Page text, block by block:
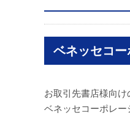
ベネッセコ
お取引先書店様向け
ベネッセコーポレー